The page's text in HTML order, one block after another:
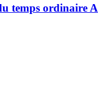
temps ordinaire A